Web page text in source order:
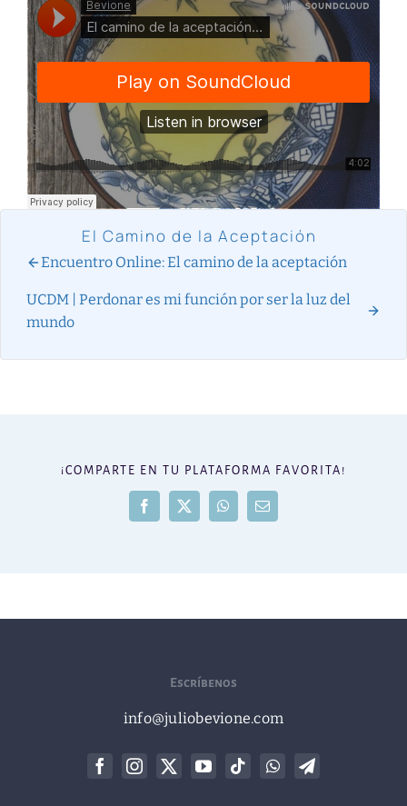
El Camino de la Aceptación
Encuentro Online: El camino de la aceptación
UCDM | Perdonar es mi función por ser la luz del
mundo
¡COMPARTE EN TU PLATAFORMA FAVORITA!
Facebook
X WhatsAppCorreo
Escríbenos
info@juliobevione.com